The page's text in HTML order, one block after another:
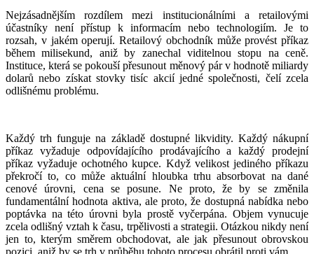
Nejzásadnějším rozdílem mezi institucionálními a retailovými
účastníky není přístup k informacím nebo technologiím. Je to
rozsah, v jakém operují. Retailový obchodník může provést příkaz
během milisekund, aniž by zanechal viditelnou stopu na ceně.
Instituce, která se pokouší přesunout měnový pár v hodnotě miliardy
dolarů nebo získat stovky tisíc akcií jedné společnosti, čelí zcela
odlišnému problému.
Každý trh funguje na základě dostupné likvidity. Každý nákupní
příkaz vyžaduje odpovídajícího prodávajícího a každý prodejní
příkaz vyžaduje ochotného kupce. Když velikost jediného příkazu
překročí to, co může aktuální hloubka trhu absorbovat na dané
cenové úrovni, cena se posune. Ne proto, že by se změnila
fundamentální hodnota aktiva, ale proto, že dostupná nabídka nebo
poptávka na této úrovni byla prostě vyčerpána. Objem vynucuje
zcela odlišný vztah k času, trpělivosti a strategii. Otázkou nikdy není
jen to, kterým směrem obchodovat, ale jak přesunout obrovskou
pozici, aniž by se trh v průběhu tohoto procesu obrátil proti vám.